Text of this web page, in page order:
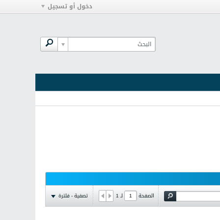
دخول أو تسجيل
الصفحة لـ1 تصفية - فلترة